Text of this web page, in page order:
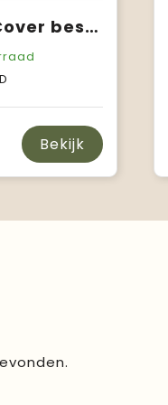
Backpack Cover beschermhoes
Bekijk